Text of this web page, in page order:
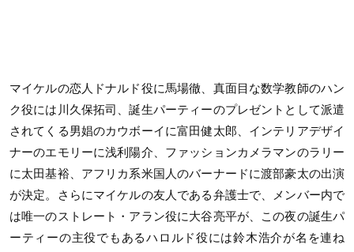
マイケルの恋人ドナルド役に馬場徹、真面目な数学教師のハン
ク役には川久保拓司、誕生パーティーのプレゼントとして派遣
されてくる男娼のカウボーイに富田健太郎、インテリアデザイ
ナーのエモリーに浅利陽介、ファッションカメラマンのラリー
に太田基裕、アフリカ系米国人のバーナードに渡部豪太の出演
が決定。さらにマイケルの友人である弁護士で、メンバー内で
は唯一のストレート・アラン役に大谷亮平が、この夜の誕生パ
ーティーの主役でもあるハロルド役には鈴木浩介が名を連ね